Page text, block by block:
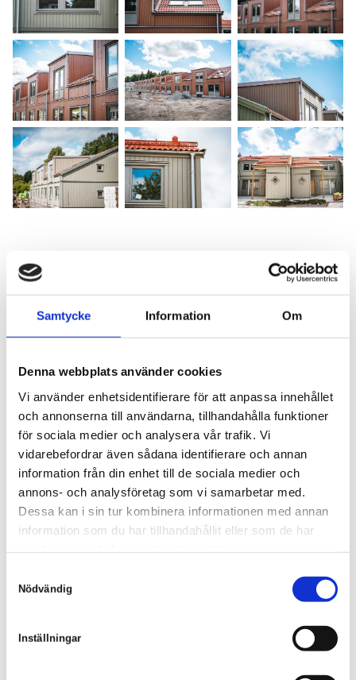
Samtycke Information Om
Denna webbplats använder cookies
Vi använder enhetsidentifierare för att anpassa innehållet
och annonserna till användarna, tillhandahålla funktioner
för sociala medier och analysera vår trafik. Vi
vidarebefordrar även sådana identifierare och annan
information från din enhet till de sociala medier och
annons- och analysföretag som vi samarbetar med.
Dessa kan i sin tur kombinera informationen med annan
information som du har tillhandahållit eller som de har
Nödvändig
Inställningar
KONTAKTPERSONER FÖR DETTA PROJEKT